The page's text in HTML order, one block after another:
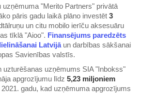
uzņēmuma "Merito Partners" privātā
pāris gadu laikā plāno investēt 3
un citu mobilo ierīču aksesuāru
tīklā "Aioo". ​Finansējums paredzēts
Latvijā​un darbības sākšanai
Savienības valstīs.
uzturēšanas uzņēmums SIA "Inbokss"
apgrozījumu līdz 5,23 miljoniem
gadu, kad uzņēmuma apgrozījums